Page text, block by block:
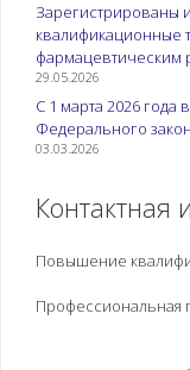
Зарегистрированы
квалификационные
фармацевтическим
29.05.2026
С 1 марта 2026
Федерального
03.03.2026
Контактная
Повышение
Профессиональная